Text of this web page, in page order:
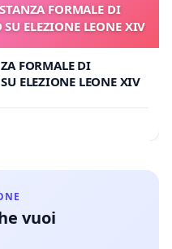
FORMALE DI
ELEZIONE LEONE XIV
FORMALE DI
ELEZIONE LEONE XIV
vuoi